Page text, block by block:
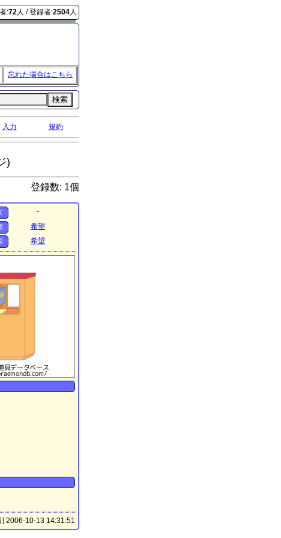
:72人 / 登録者:2504人
忘れた場合はこちら
検索
入力 規約
)
登録数: 1個
-
希望
希望
] 2006-10-13 14:31:51